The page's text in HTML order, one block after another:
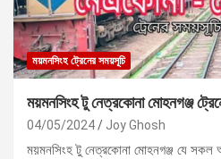
ময়মনসিংহ ট্রেনের সময়সূচি
ময়মনসিংহ টু নেত্রকোনা মোহনগঞ্জ
04/05/2024 Joy Ghosh
ময়মনসিংহ টু নেত্রকোনা মোহনগঞ্জ যে